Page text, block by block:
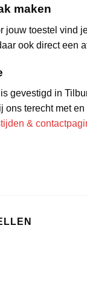
maken
jouw toestel vind
ook direct een
gevestigd in
ons terecht met
&